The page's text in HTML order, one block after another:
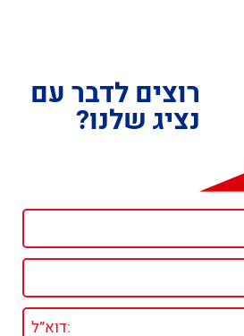
רוצים לדבר עם
נציג שלנו?